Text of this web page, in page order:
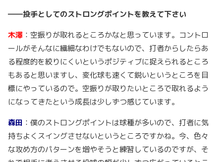
――投手としてのストロングポイントを教えて下さい
木澤 ：空振りが取れるところかなと思っています。コントロ
ールがそんなに繊細なわけでもないので、打者からしたらあ
る程度的を絞りにくいというポジティブに捉えられるところ
もあると思いますし、変化球も速くて鋭いというところを目
標にやっているので。空振りが取りたいところで取れるよう
になってきたという成長は少しずつ感じています。
森田 ：僕のストロングポイントは球種が多いので、打者に気
持ちよくスイングさせないというところですかね。今、色々
な攻め方のパターンを増やそうと練習しているのですが、そ